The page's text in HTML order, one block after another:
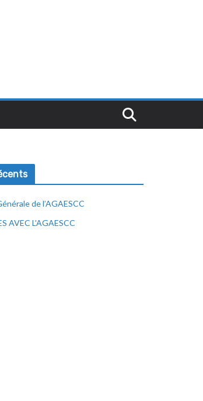
de l’AGAESCC
AVEC L’AGAESCC